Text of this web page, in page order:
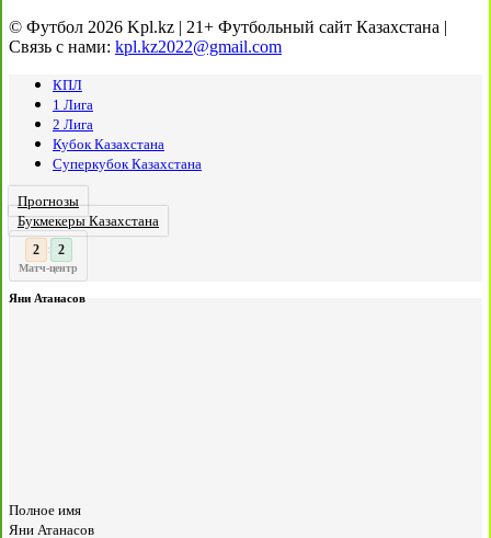
© Футбол 2026 Kpl.kz | 21+ Футбольный сайт Казахстана |
Связь с нами: kpl.kz2022@gmail.com
КПЛ
1 Лига
2 Лига
Кубок Казахстана
Суперкубок Казахстана
Прогнозы
Букмекеры Казахстана
3 : 2
Матч-центр
Яни Атанасов
Полное имя
Яни Атанасов